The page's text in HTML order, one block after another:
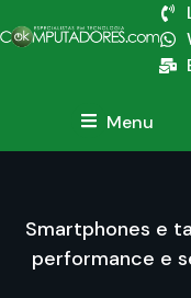
Menu
Smartphones e
performance e